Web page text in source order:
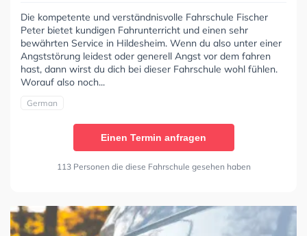
Die kompetente und verständnisvolle Fahrschule Fischer
Peter bietet kundigen Fahrunterricht und einen sehr
bewährten Service in Hildesheim. Wenn du also unter einer
Angststörung leidest oder generell Angst vor dem fahren
hast, dann wirst du dich bei dieser Fahrschule wohl fühlen.
Worauf also noch...
German
Einen Termin anfragen
113 Personen die diese Fahrschule gesehen haben